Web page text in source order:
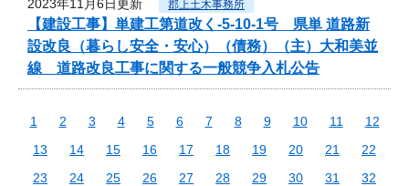
2023年11月6日更新 郡上土木事務所
【建設工事】単建工第道改く-5-10-1号 県単 道路新
設改良（暮らし安全・安心）（債務）（主）大和美並
線 道路改良工事に関する一般競争入札公告
1 2 3 4 5 6 7 8 9 10 11
12
13
14 15 16 17 18 19 20 21
22
23
24 25 26 27 28 29 30 31
32